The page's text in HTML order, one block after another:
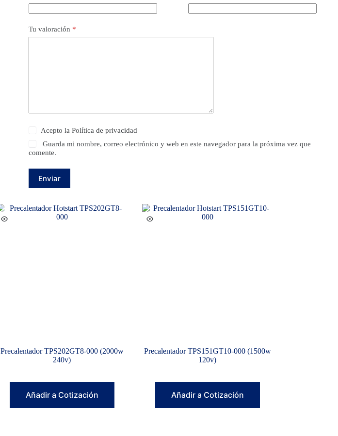
Tu valoración *
Acepto la Política de privacidad
Guarda mi nombre, correo electrónico y web en este navegador para la próxima vez que
comente.
Enviar
Precalentador TPS202GT8-000 (2000w
240v)
Añadir a Cotización
Precalentador TPS151GT10-000 (1500w
120v)
Añadir a Cotización